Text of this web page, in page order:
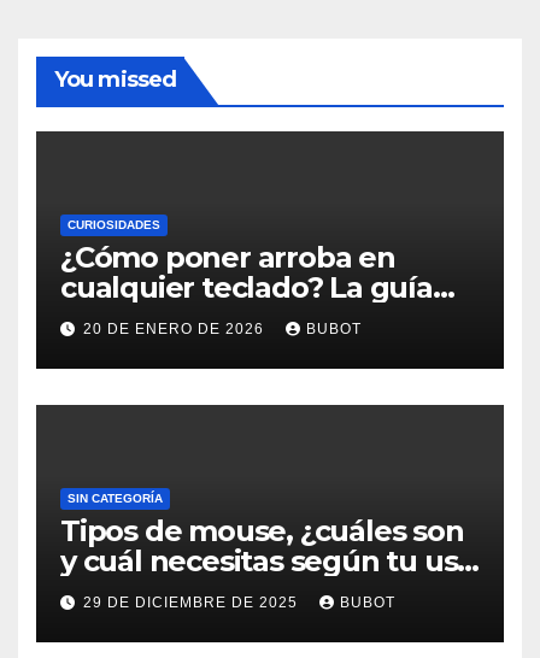
You missed
CURIOSIDADES
¿Cómo poner arroba en
cualquier teclado? La guía
rápida que todos necesitan
20 DE ENERO DE 2026 BUBOT
SIN CATEGORÍA
Tipos de mouse, ¿cuáles son
y cuál necesitas según tu uso
diario?
29 DE DICIEMBRE DE 2025 BUBOT